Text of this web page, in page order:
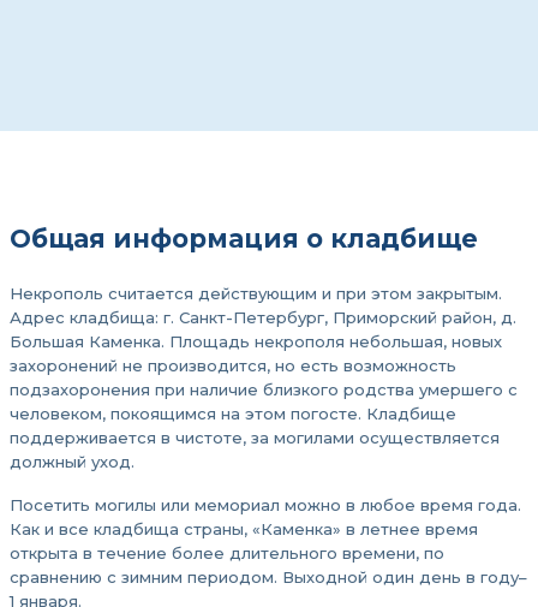
Общая информация о кладбище
Некрополь считается действующим и при этом закрытым.
Адрес кладбища: г. Санкт-Петербург, Приморский район, д.
Большая Каменка. Площадь некрополя небольшая, новых
захоронений не производится, но есть возможность
подзахоронения при наличие близкого родства умершего с
человеком, покоящимся на этом погосте. Кладбище
поддерживается в чистоте, за могилами осуществляется
должный уход.
Посетить могилы или мемориал можно в любое время года.
Как и все кладбища страны, «Каменка» в летнее время
открыта в течение более длительного времени, по
сравнению с зимним периодом. Выходной один день в году–
1 января.